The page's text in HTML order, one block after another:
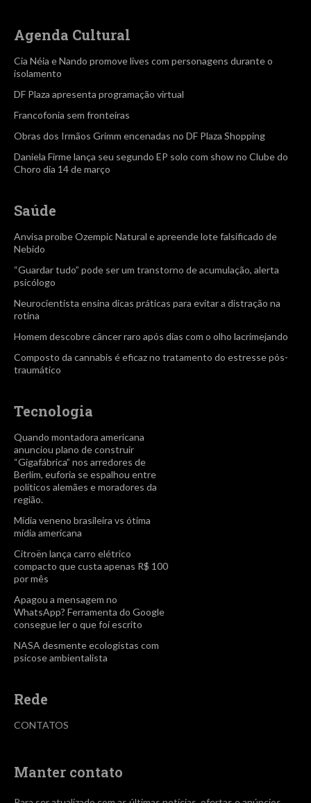
Agenda Cultural
Cia Néia e Nando promove lives com personagens durante o
isolamento
DF Plaza apresenta programação virtual
Francofonia sem fronteiras
Obras dos Irmãos Grimm encenadas no DF Plaza Shopping
Daniela Firme lança seu segundo EP solo com show no Clube do
Choro dia 14 de março
Saúde
Anvisa proíbe Ozempic Natural e apreende lote falsificado de
Nebido
“Guardar tudo” pode ser um transtorno de acumulação, alerta
psicólogo
Neurocientista ensina dicas práticas para evitar a distração na
rotina
Homem descobre câncer raro após dias com o olho lacrimejando
Composto da cannabis é eficaz no tratamento do estresse pós-
traumático
Tecnologia
Quando montadora americana
anunciou plano de construir
“Gigafábrica” nos arredores de
Berlim, euforia se espalhou entre
políticos alemães e moradores da
região.
Mídia veneno brasileira vs ótima
mídia americana
Citroën lança carro elétrico
compacto que custa apenas R$ 100
por mês
Apagou a mensagem no
WhatsApp? Ferramenta do Google
consegue ler o que foi escrito
NASA desmente ecologistas com
psicose ambientalista
Rede
CONTATOS
Manter contato